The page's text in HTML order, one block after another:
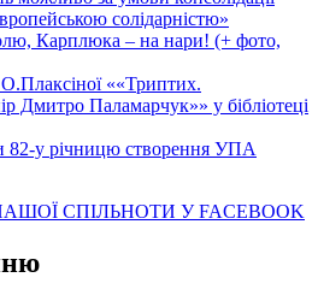
солідарністю»
Карплюка – на нари! (+ фото,
««Триптих.
Дмитро Паламарчук»» у бібліотеці
82-у річницю створення УПА